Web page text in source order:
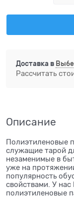
Доставка в
Рассчитать
Описание
Полиэтиленовые
служащие тарой
незаменимые в
уже на
популярность
свойствами. У
полиэтиленовые